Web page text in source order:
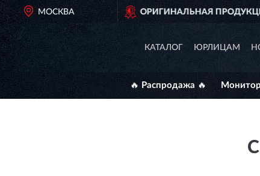
МОСКВА
ОРИГИНАЛЬНАЯ ПРОДУКЦИЯHIKVISION В РОССИИ
КАТАЛОГ ЮРЛИЦАМ
🔥 Распродажа 🔥